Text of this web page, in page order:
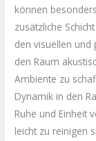
können
zusätzliche
den visuellen und
den Raum
Ambiente zu
Dynamik in den
Ruhe und Einheit
leicht zu reinigen